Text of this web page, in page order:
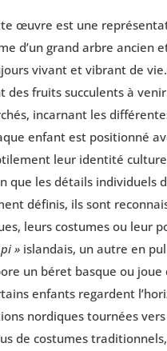
œuvre est une
d’un grand arbre ancien
vivant et vibrant de
des fruits suc­cu­lents à
incar­nant les
enfant est posi­tion­né
leur iden­ti­té
que les détails indi­vi­duels
défi­nis, ils sont
leurs cos­tumes ou leur
»islan­dais, un autre en
un béret basque ou joue
enfants regardent
nor­diques tour­nées
de cos­tumes